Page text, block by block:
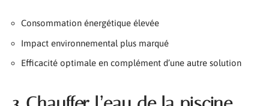
Consommation énergétique élevée
Impact environnemental plus marqué
Efficacité optimale en complément d’une autre solution